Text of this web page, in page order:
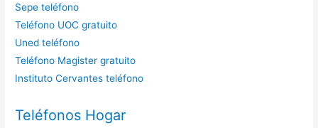
Sepe teléfono
Teléfono UOC gratuito
Uned teléfono
Teléfono Magister gratuito
Instituto Cervantes teléfono
Teléfonos Hogar